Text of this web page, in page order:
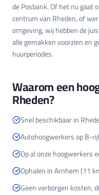
de Posbank. Of het nu gaat
centrum van Rheden, of
omgeving, wij hebben de
alle gemakken voorzien en
huurperiodes.
Waarom een
Rheden?
Snel beschikbaar in
Autohoogwerkers op B-
Op al onze hoogwerkers
Ophalen in Arnhem (11
Geen verborgen kosten,